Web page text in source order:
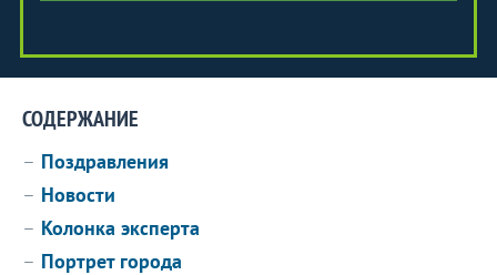
СОДЕРЖАНИЕ
Поздравления
Новости
Колонка эксперта
Портрет города